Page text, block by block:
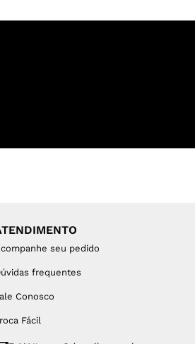
seu pedido
frequentes
Conosco
Fácil